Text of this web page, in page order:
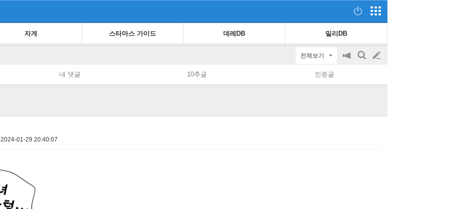
자게 스타마스 가이드 데레DB 밀리DB
전체보기
공
on/off
검
글
쓰
내 댓글 10추글 인증글
2024-01-29 20:40:07